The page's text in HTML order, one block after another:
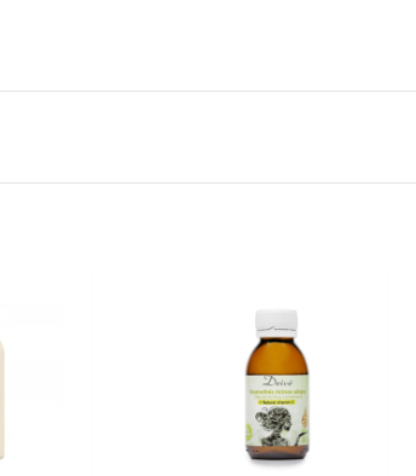
masāžu un maigu ķermeņa ādu.